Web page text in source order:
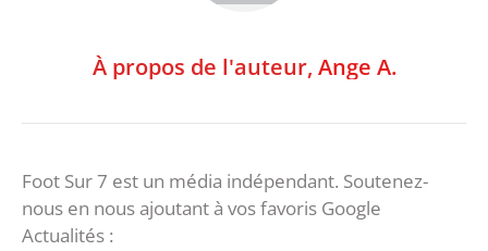
À propos de l'auteur, Ange A.
Foot Sur 7 est un média indépendant. Soutenez-
nous en nous ajoutant à vos favoris Google
Actualités :